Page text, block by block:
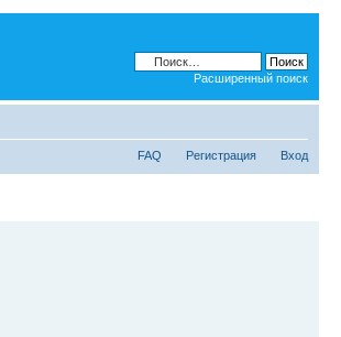
Расширенный поиск
FAQ Регистрация Вход